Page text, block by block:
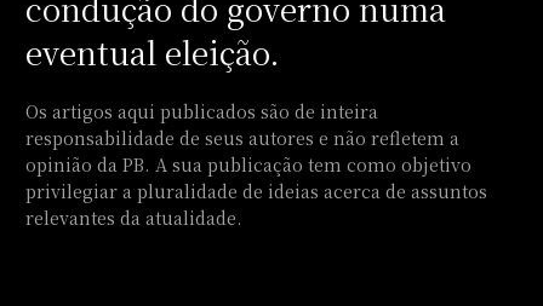
eventual eleição.
Os artigos aqui publicados são de inteira
responsabilidade de seus autores e não refletem a
opinião da PB. A sua publicação tem como objetivo
privilegiar a pluralidade de ideias acerca de assuntos
relevantes da atualidade.